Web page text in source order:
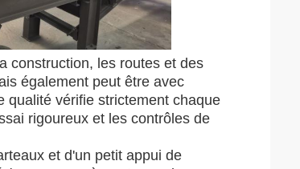
construction, les routes et des
également peut être avec
qualité vérifie strictement chaque
rigoureux et les contrôles de
et d'un petit appui de